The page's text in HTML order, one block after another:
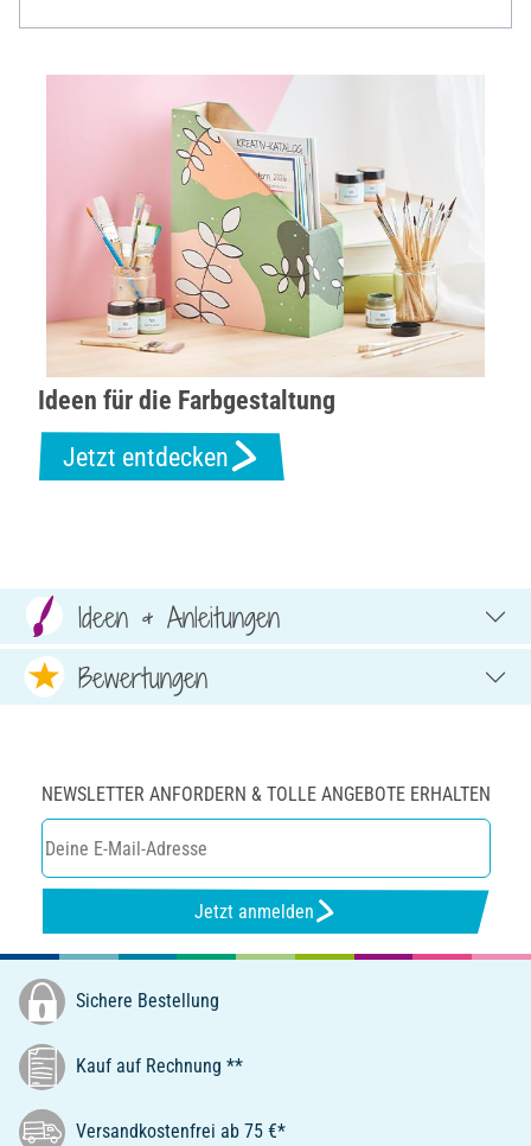
Ideen für die Farbgestaltung
Jetzt entdecken
Ideen & Anleitungen
Bewertungen
NEWSLETTER ANFORDERN & TOLLE ANGEBOTE ERHALTEN
Jetzt anmelden
Sichere Bestellung
Kauf auf Rechnung **
Versandkostenfrei ab 75 €*